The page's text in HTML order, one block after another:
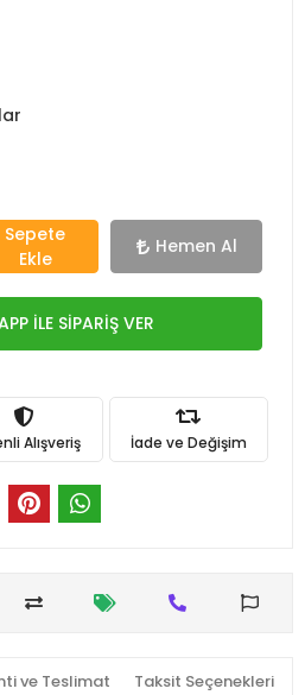
Sepete
Ekle
Hemen Al
İLE SİPARİŞ VER
Alışveriş İade ve Değişim
ve Teslimat Taksit Seçenekleri